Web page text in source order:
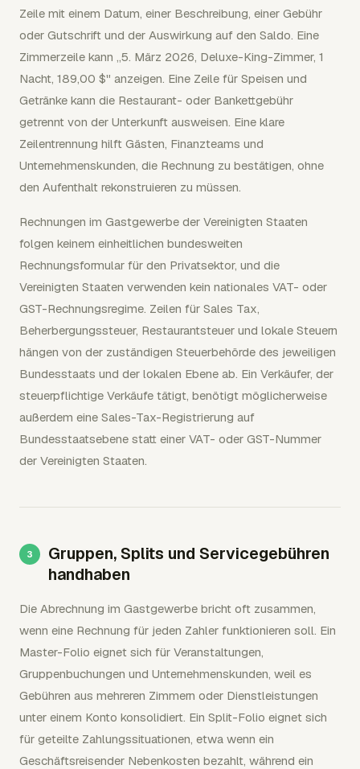
Zeile mit einem Datum, einer Beschreibung, einer Gebühr
oder Gutschrift und der Auswirkung auf den Saldo. Eine
Zimmerzeile kann „5. März 2026, Deluxe-King-Zimmer, 1
Nacht, 189,00 $" anzeigen. Eine Zeile für Speisen und
Getränke kann die Restaurant- oder Bankettgebühr
getrennt von der Unterkunft ausweisen. Eine klare
Zeilentrennung hilft Gästen, Finanzteams und
Unternehmenskunden, die Rechnung zu bestätigen, ohne
den Aufenthalt rekonstruieren zu müssen.
Rechnungen im Gastgewerbe der Vereinigten Staaten
folgen keinem einheitlichen bundesweiten
Rechnungsformular für den Privatsektor, und die
Vereinigten Staaten verwenden kein nationales VAT- oder
GST-Rechnungsregime. Zeilen für Sales Tax,
Beherbergungssteuer, Restaurantsteuer und lokale Steuern
hängen von der zuständigen Steuerbehörde des jeweiligen
Bundesstaats und der lokalen Ebene ab. Ein Verkäufer, der
steuerpflichtige Verkäufe tätigt, benötigt möglicherweise
außerdem eine Sales-Tax-Registrierung auf
Bundesstaatsebene statt einer VAT- oder GST-Nummer
der Vereinigten Staaten.
Gruppen, Splits und Servicegebühren
handhaben
Die Abrechnung im Gastgewerbe bricht oft zusammen,
wenn eine Rechnung für jeden Zahler funktionieren soll. Ein
Master-Folio eignet sich für Veranstaltungen,
Gruppenbuchungen und Unternehmenskunden, weil es
Gebühren aus mehreren Zimmern oder Dienstleistungen
unter einem Konto konsolidiert. Ein Split-Folio eignet sich
für geteilte Zahlungssituationen, etwa wenn ein
Geschäftsreisender Nebenkosten bezahlt, während ein